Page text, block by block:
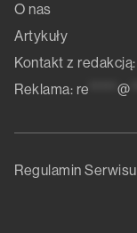
O nas
Artykuły
Kontakt z redakcją:
Reklama: re @
Regulamin Serwisu